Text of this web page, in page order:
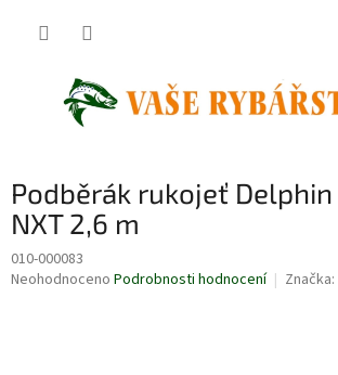
Podběrák rukojeť
NXT 2,6 m
010-000083
Průměrné
Neohodnoceno Podrobnosti hodnocení Značka: